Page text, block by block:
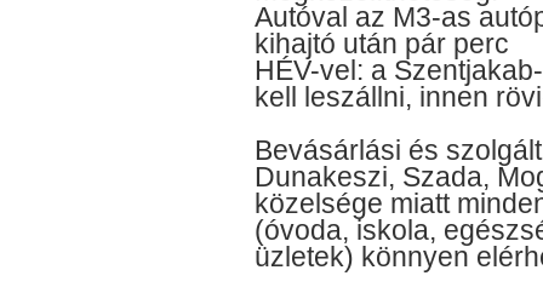
Autóval az M3-as
kihajtó után pár perc
HÉV-vel: a
kell leszállni, innen
Bevásárlási és
Dunakeszi, Szada,
közelsége miatt
(óvoda, iskola,
üzletek) könnyen